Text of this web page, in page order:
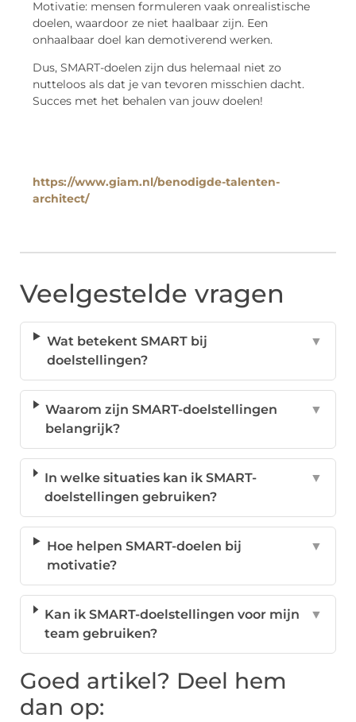
Motivatie: mensen formuleren vaak onrealistische
doelen, waardoor ze niet haalbaar zijn. Een
onhaalbaar doel kan demotiverend werken.
Dus, SMART-doelen zijn dus helemaal niet zo
nutteloos als dat je van tevoren misschien dacht.
Succes met het behalen van jouw doelen!
https://www.giam.nl/benodigde-talenten-
architect/
Veelgestelde vragen
Wat betekent SMART bij
doelstellingen?
▼
Waarom zijn SMART-doelstellingen
belangrijk?
▼
In welke situaties kan ik SMART-
doelstellingen gebruiken?
▼
Hoe helpen SMART-doelen bij
motivatie?
▼
Kan ik SMART-doelstellingen voor mijn
team gebruiken?
▼
Goed artikel? Deel hem
dan op: